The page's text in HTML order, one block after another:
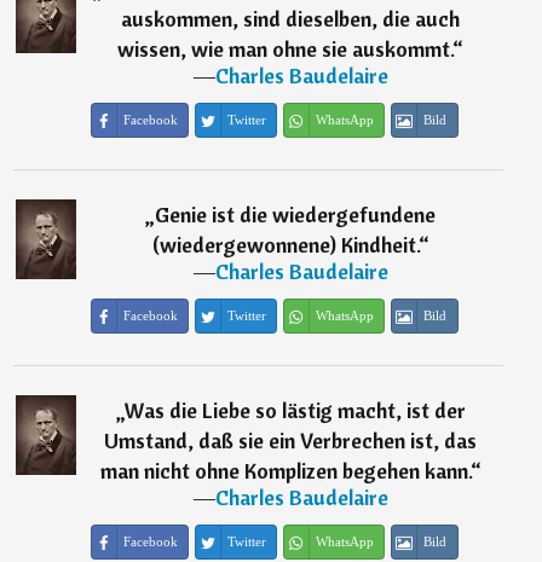
auskommen, sind dieselben, die auch
wissen, wie man ohne sie auskommt.“
―Charles Baudelaire
Facebook Twitter WhatsApp Bild
„Genie ist die wiedergefundene
(wiedergewonnene) Kindheit.“
―Charles Baudelaire
Facebook Twitter WhatsApp Bild
„Was die Liebe so lästig macht, ist der
Umstand, daß sie ein Verbrechen ist, das
man nicht ohne Komplizen begehen kann.“
―Charles Baudelaire
Facebook Twitter WhatsApp Bild